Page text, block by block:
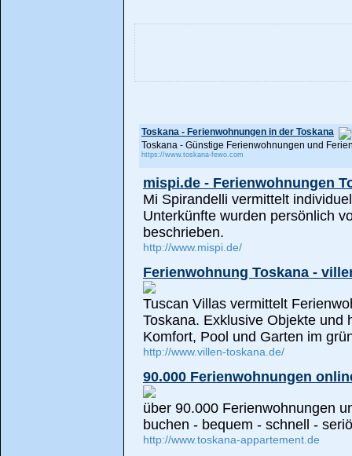
Toskana - Ferienwohnungen in der Toskana
Toskana - Günstige Ferienwohnungen und
https://www.toskana-fewo.com
mispi.de - Ferienwohnungen
Mi Spirandelli vermittelt
Unterkünfte wurden persönlich
beschrieben.
http://www.mispi.de/
Ferienwohnung Toskana -
Tuscan Villas vermittelt
Toskana. Exklusive Objekte und
Komfort, Pool und Garten im
http://www.villen-toskana.de/
90.000 Ferienwohnungen
über 90.000 Ferienwohnungen
buchen - bequem - schnell -
http://www.toskana-appartement.de